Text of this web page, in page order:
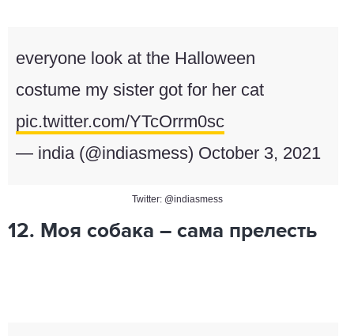
everyone look at the Halloween
costume my sister got for her cat
pic.twitter.com/YTcOrrm0sc
— india (@indiasmess) October 3, 2021
Twitter: @indiasmess
12. Моя собака – сама прелесть